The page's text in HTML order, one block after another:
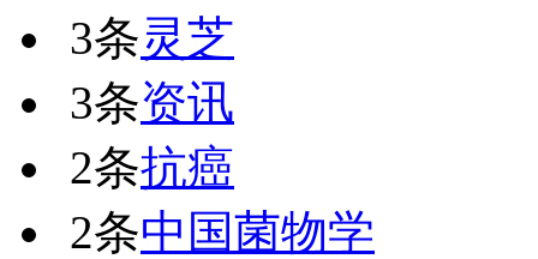
3条灵芝
3条资讯
2条抗癌
2条中国菌物学